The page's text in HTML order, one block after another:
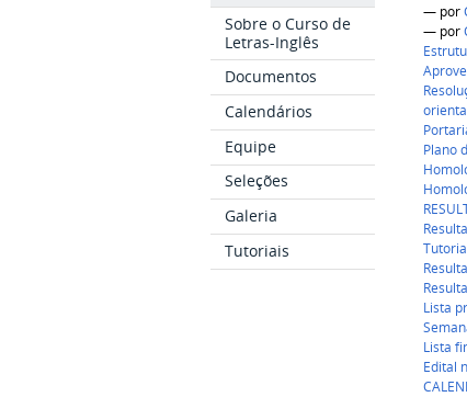
Sobre o Curso de
Letras-Inglês
Documentos
Calendários
Equipe
Seleções
Galeria
Tutoriais
— por
— por
Plano
Lista
Lista
Edital